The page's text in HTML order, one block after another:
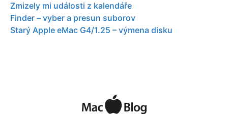
Zmizely mi události z kalendáře
Finder – vyber a presun suborov
Starý Apple eMac G4/1.25 – výmena disku